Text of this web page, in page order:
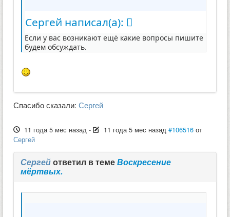
Сергей написал(а):
Если у вас возникают ещё какие вопросы пишите
будем обсуждать.
Спасибо сказали: Сергей
11 года 5 мес назад - 11 года 5 мес назад #106516 от
Сергей
Сергейответил в темеВоскресение
мёртвых.